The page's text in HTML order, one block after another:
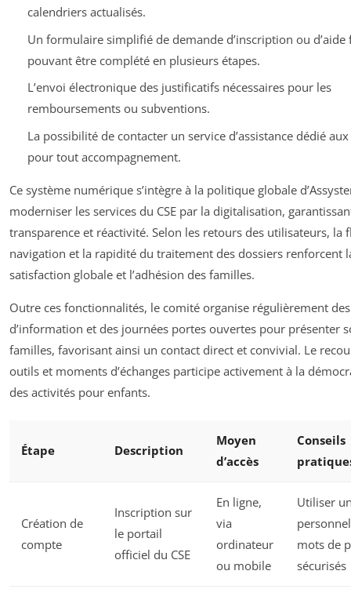
calendriers actualisés.
Un formulaire simplifié de demande d’inscription ou d’aide
pouvant être complété en plusieurs étapes.
L’envoi électronique des justificatifs nécessaires pour les
remboursements ou subventions.
La possibilité de contacter un service d’assistance dédié
pour tout accompagnement.
Ce système numérique s’intègre à la politique globale
moderniser les services du CSE par la digitalisation,
transparence et réactivité. Selon les retours des utilisateurs, la
navigation et la rapidité du traitement des dossiers renforcent
satisfaction globale et l’adhésion des familles.
Outre ces fonctionnalités, le comité organise régulièrement
d’information et des journées portes ouvertes pour présenter
familles, favorisant ainsi un contact direct et convivial. Le
outils et moments d’échanges participe activement à la
des activités pour enfants.
Étape Description
Moyen
d’accès
Conseils
Création de
compte
Inscription sur
le portail
officiel du CSE
En ligne,
via
ordinateur
ou mobile
Utiliser
mots de
sécurisés